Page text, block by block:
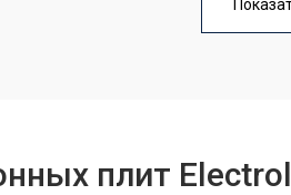
плит